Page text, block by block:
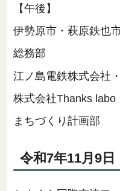
【午後】
伊勢原市・萩原鉄也
総務部
江ノ島電鉄株式会社
株式会社Thanks labo
まちづくり計画部
令和7年11月9日